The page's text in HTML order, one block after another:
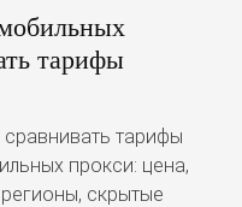
тарифы
тарифы
прокси: цена,
скрытые